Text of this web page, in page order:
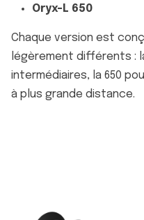
Oryx-L 650
Chaque version est
légèrement différents :
intermédiaires, la 650
à plus grande distance.